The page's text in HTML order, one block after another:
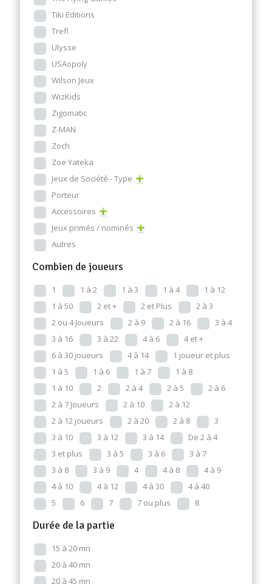
Tiki Editions
Trefl
Ulysse
USAopoly
Wilson Jeux
WizKids
Zigomatic
Z-MAN
Zoch
Zoe Yateka
Jeux de Société - Type
Porteur
Accessoires
Jeux primés / nominés
Autres
Combien de joueurs
1 1 à 2 1 à 3 1 à 4
1 à 12
1 à 50
2 et + 2 et Plus
2 à 3
2 ou 4 Joueurs
2 à 9 2 à 16
3 à 4
3 à 16
3 à 22 4 à 6
4 et +
6 à 30 joueurs
4 à 14
1 joueur et plus
1 à 5
1 à 6 1 à 7
1 à 8
1 à 10
2 2 à 4 2 à 5
2 à 6
2 à 7 Joueurs
2 à 10
2 à 12
2 à 12 joueurs
2 à 20 2 à 8
3
3 à 10
3 à 12 3 à 14
De 2 à 4
3 et plus
3 à 5 3 à 6
3 à 7
3 à 8
3 à 9 4 4 à 8
4 à 9
4 à 10
4 à 12 4 à 30
4 à 40
5
6 7 7 ou plus 8
Durée de la partie
15 à 20 mn
20 à 40 mn
20 à 45 mn